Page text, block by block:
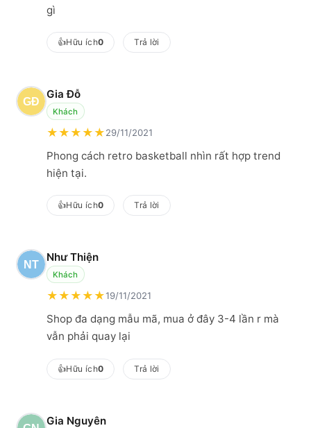
gì
👍Hữu ích0 Trả lời
Gia Đỗ
Khách
★ ★ ★ ★ ★29/11/2021
Phong cách retro basketball nhìn rất hợp trend
hiện tại.
👍Hữu ích0 Trả lời
Như Thiện
Khách
★ ★ ★ ★ ★19/11/2021
Shop đa dạng mẫu mã, mua ở đây 3-4 lần r mà
vẫn phải quay lại
👍Hữu ích0 Trả lời
Gia Nguyên